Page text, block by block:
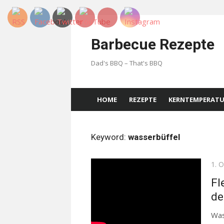
Skip
Barbecue Rezepte
Dad's BBQ – That's BBQ
HOME REZEPTE
Keyword: wasserbüffel
1.